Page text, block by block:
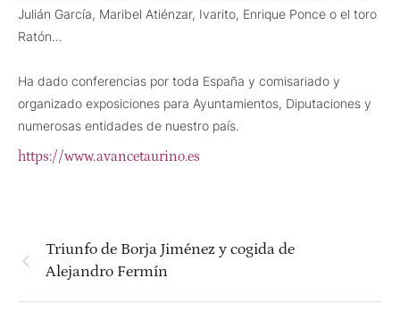
Julián García, Maribel Atiénzar, Ivarito, Enrique Ponce o el toro
Ratón…
Ha dado conferencias por toda España y comisariado y
organizado exposiciones para Ayuntamientos, Diputaciones y
numerosas entidades de nuestro país.
https://www.avancetaurino.es
Triunfo de Borja Jiménez y cogida de
Alejandro Fermín